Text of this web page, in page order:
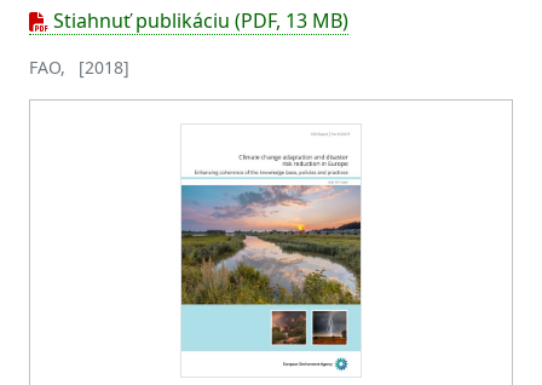
Stiahnuť publikáciu (PDF, 13 MB)
FAO, [2018]